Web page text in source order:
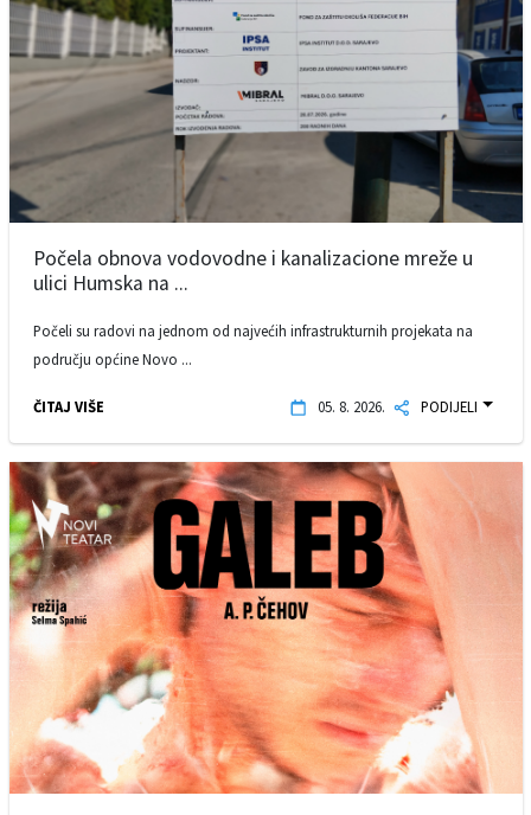
Počela obnova vodovodne i kanalizacione mreže u
ulici Humska na ...
Počeli su radovi na jednom od najvećih infrastrukturnih projekata na
području općine Novo ...
ČITAJ VIŠE 05. 8. 2026. PODIJELI